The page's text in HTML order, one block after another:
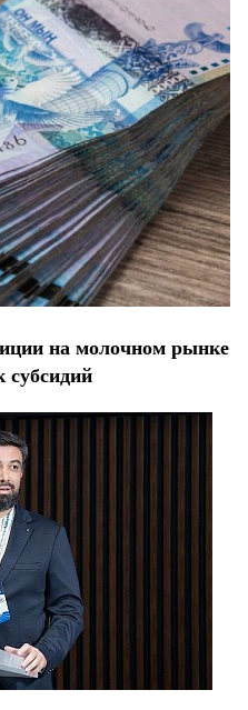
на молочном рынке
субсидий